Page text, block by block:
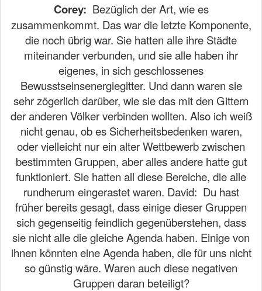
Corey: Bezüglich der Art, wie es
zusammenkommt. Das war die letzte Komponente,
die noch übrig war. Sie hatten alle ihre Städte
miteinander verbunden, und sie alle haben ihr
eigenes, in sich geschlossenes
Bewusstseinsenergiegitter. Und dann waren sie
sehr zögerlich darüber, wie sie das mit den Gittern
der anderen Völker verbinden wollten. Also ich weiß
nicht genau, ob es Sicherheitsbedenken waren,
oder vielleicht nur ein alter Wettbewerb zwischen
bestimmten Gruppen, aber alles andere hatte gut
funktioniert. Sie hatten all diese Bereiche, die alle
rundherum eingerastet waren. David: Du hast
früher bereits gesagt, dass einige dieser Gruppen
sich gegenseitig feindlich gegenüberstehen, dass
sie nicht alle die gleiche Agenda haben. Einige von
ihnen könnten eine Agenda haben, die für uns nicht
so günstig wäre. Waren auch diese negativen
Gruppen daran beteiligt?